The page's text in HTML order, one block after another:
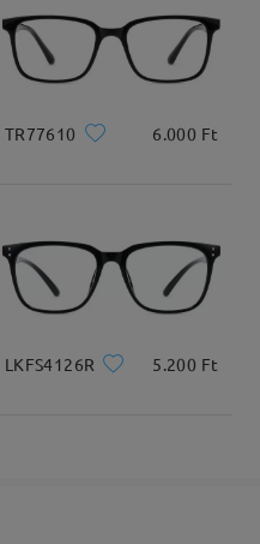
Arcszélesség:
22cm/8.6in
Szárhossz
TR77610 6.000 Ft
LKFS4126R 5.200 Ft